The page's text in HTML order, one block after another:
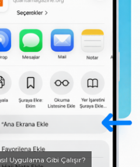
Uygulama Gibi Çalışır?